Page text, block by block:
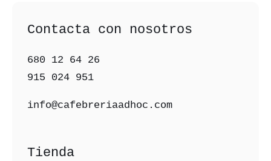
Contacta con nosotros
680 12 64 26‬
915 024 951‬
info@cafebreriaadhoc.com
Tienda